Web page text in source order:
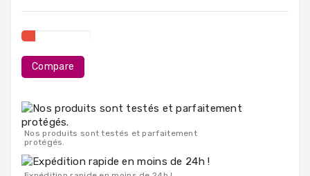
Destockage
Compare
Nos produits sont testés et parfaitement
protégés.